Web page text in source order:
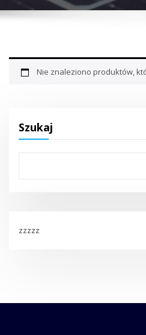
Nie znaleziono produktów,
Szukaj
zzzzz